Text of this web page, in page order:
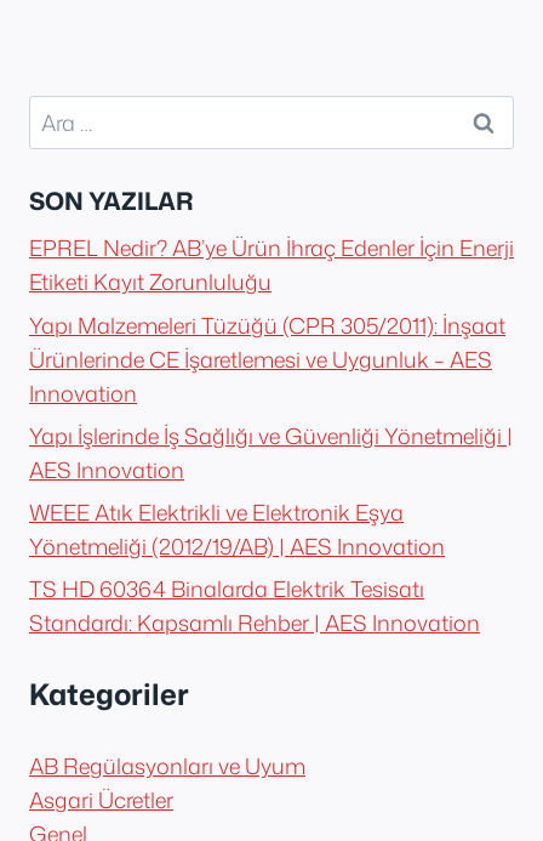
Arama:
SON YAZILAR
EPREL Nedir? AB’ye Ürün İhraç Edenler İçin Enerji
Etiketi Kayıt Zorunluluğu
Yapı Malzemeleri Tüzüğü (CPR 305/2011): İnşaat
Ürünlerinde CE İşaretlemesi ve Uygunluk – AES
Innovation
Yapı İşlerinde İş Sağlığı ve Güvenliği Yönetmeliği |
AES Innovation
WEEE Atık Elektrikli ve Elektronik Eşya
Yönetmeliği (2012/19/AB) | AES Innovation
TS HD 60364 Binalarda Elektrik Tesisatı
Standardı: Kapsamlı Rehber | AES Innovation
Kategoriler
AB Regülasyonları ve Uyum
Asgari Ücretler
Genel